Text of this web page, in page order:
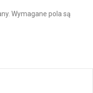
Wymagane pola są